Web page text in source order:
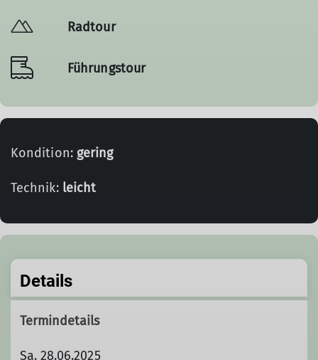
Radtour
Führungstour
Kondition: gering
Technik: leicht
Details
Termindetails
Sa. 28.06.2025